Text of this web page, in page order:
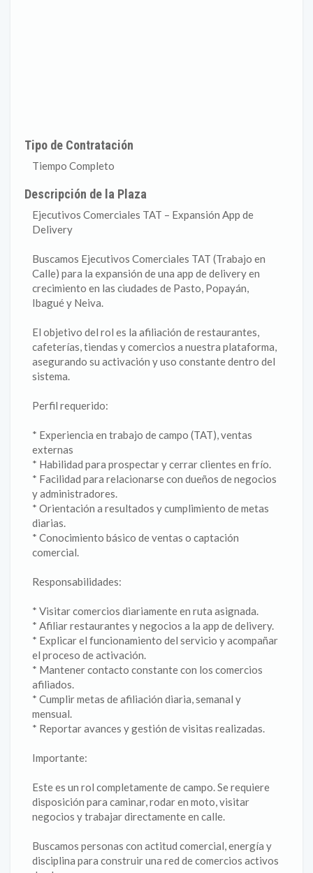
Tipo de Contratación
Tiempo Completo
Descripción de la Plaza
Ejecutivos Comerciales TAT – Expansión App de
Delivery
Buscamos Ejecutivos Comerciales TAT (Trabajo en
Calle) para la expansión de una app de delivery en
crecimiento en las ciudades de Pasto, Popayán,
Ibagué y Neiva.
El objetivo del rol es la afiliación de restaurantes,
cafeterías, tiendas y comercios a nuestra plataforma,
asegurando su activación y uso constante dentro del
sistema.
Perfil requerido:
* Experiencia en trabajo de campo (TAT), ventas
externas
* Habilidad para prospectar y cerrar clientes en frío.
* Facilidad para relacionarse con dueños de negocios
y administradores.
* Orientación a resultados y cumplimiento de metas
diarias.
* Conocimiento básico de ventas o captación
comercial.
Responsabilidades:
* Visitar comercios diariamente en ruta asignada.
* Afiliar restaurantes y negocios a la app de delivery.
* Explicar el funcionamiento del servicio y acompañar
el proceso de activación.
* Mantener contacto constante con los comercios
afiliados.
* Cumplir metas de afiliación diaria, semanal y
mensual.
* Reportar avances y gestión de visitas realizadas.
Importante:
Este es un rol completamente de campo. Se requiere
disposición para caminar, rodar en moto, visitar
negocios y trabajar directamente en calle.
Buscamos personas con actitud comercial, energía y
disciplina para construir una red de comercios activos